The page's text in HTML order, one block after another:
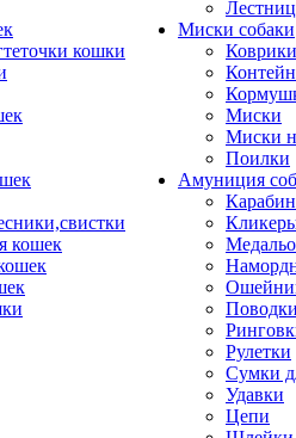
кошки
кошек
Миски собаки
Миски
Миски
Поилки
Амуниция
Рулетки
Сумки
Удавки
Цепи